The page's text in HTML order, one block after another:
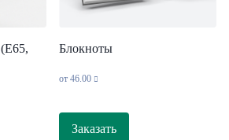
Блокноты
от 46.00
Заказать